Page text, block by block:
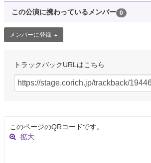
この公演に携わっているメンバー 0
メンバーに登録
トラックバックURLはこちら
このページのQRコードです。
拡大